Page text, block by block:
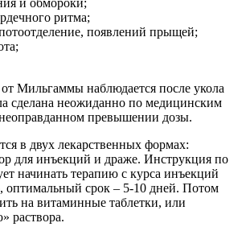
и обмороки;
ритма;
появлений прыщей;
Мильгаммы наблюдается после укола
сделана неожиданно по медицинским
превышении дозы.
в двух лекарственных формах:
для инъекций и драже. Инструкция по
начинать терапию с курса инъекций
оптимальный срок – 5-10 дней. Потом
на витаминные таблетки, или
раствора.